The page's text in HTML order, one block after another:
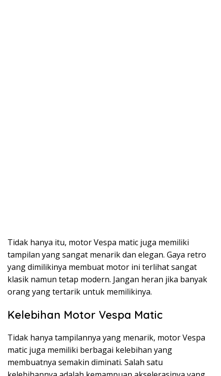
Tidak hanya itu, motor Vespa matic juga memiliki
tampilan yang sangat menarik dan elegan. Gaya retro
yang dimilikinya membuat motor ini terlihat sangat
klasik namun tetap modern. Jangan heran jika banyak
orang yang tertarik untuk memilikinya.
Kelebihan Motor Vespa Matic
Tidak hanya tampilannya yang menarik, motor Vespa
matic juga memiliki berbagai kelebihan yang
membuatnya semakin diminati. Salah satu